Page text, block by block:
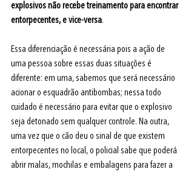
explosivos não recebe treinamento para encontrar
entorpecentes, e vice-versa.
Essa diferenciação é necessária pois a ação de
uma pessoa sobre essas duas situações é
diferente: em uma, sabemos que será necessário
acionar o esquadrão antibombas; nessa todo
cuidado é necessário para evitar que o explosivo
seja detonado sem qualquer controle. Na outra,
uma vez que o cão deu o sinal de que existem
entorpecentes no local, o policial sabe que poderá
abrir malas, mochilas e embalagens para fazer a